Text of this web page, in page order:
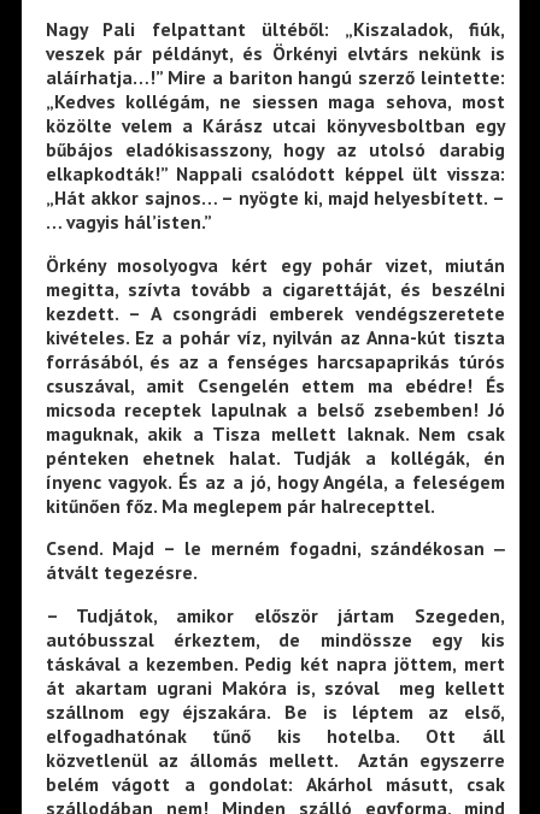
Nagy Pali felpattant ültéből: „Kiszaladok, fiúk,
veszek pár példányt, és Örkényi elvtárs nekünk is
aláírhatja…!” Mire a bariton hangú szerző leintette:
„Kedves kollégám, ne siessen maga sehova, most
közölte velem a Kárász utcai könyvesboltban egy
bűbájos eladókisasszony, hogy az utolsó darabig
elkapkodták!” Nappali csalódott képpel ült vissza:
„Hát akkor sajnos… – nyögte ki, majd helyesbített. –
… vagyis hál’isten.”
Örkény mosolyogva kért egy pohár vizet, miután
megitta, szívta tovább a cigarettáját, és beszélni
kezdett. – A csongrádi emberek vendégszeretete
kivételes. Ez a pohár víz, nyilván az Anna-kút tiszta
forrásából, és az a fenséges harcsapaprikás túrós
csuszával, amit Csengelén ettem ma ebédre! És
micsoda receptek lapulnak a belső zsebemben! Jó
maguknak, akik a Tisza mellett laknak. Nem csak
pénteken ehetnek halat. Tudják a kollégák, én
ínyenc vagyok. És az a jó, hogy Angéla, a feleségem
kitűnően főz. Ma meglepem pár halrecepttel.
Csend. Majd – le merném fogadni, szándékosan ‒
átvált tegezésre.
– Tudjátok, amikor először jártam Szegeden,
autóbusszal érkeztem, de mindössze egy kis
táskával a kezemben. Pedig két napra jöttem, mert
át akartam ugrani Makóra is, szóval meg kellett
szállnom egy éjszakára. Be is léptem az első,
elfogadhatónak tűnő kis hotelba. Ott áll
közvetlenül az állomás mellett. Aztán egyszerre
belém vágott a gondolat: Akárhol másutt, csak
szállodában nem! Minden szálló egyforma, mind